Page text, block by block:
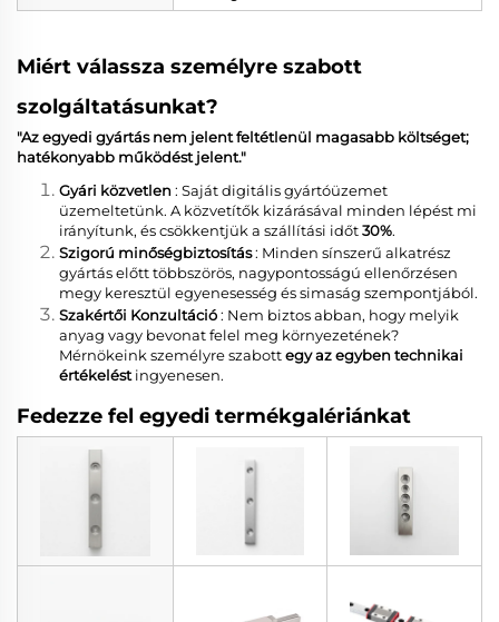
Miért válassza személyre szabott
szolgáltatásunkat?
"Az egyedi gyártás nem jelent feltétlenül magasabb költséget;
hatékonyabb működést jelent."
Gyári közvetlen: Saját digitális gyártóüzemet
üzemeltetünk. A közvetítők kizárásával minden lépést mi
irányítunk, és csökkentjük a szállítási időt30%.
Szigorú minőségbiztosítás: Minden sínszerű alkatrész
gyártás előtt többszörös, nagypontosságú ellenőrzésen
megy keresztül egyenesesség és simaság szempontjából.
Szakértői Konzultáció: Nem biztos abban, hogy melyik
anyag vagy bevonat felel meg környezetének?
Mérnökeink személyre szabottegy az egyben technikai
értékelést ingyenesen.
Fedezze fel egyedi termékgalériánkat